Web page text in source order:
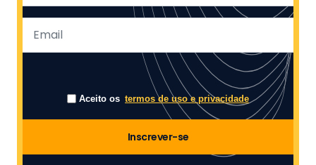
Aceito os termos de uso e privacidade
Inscrever-se